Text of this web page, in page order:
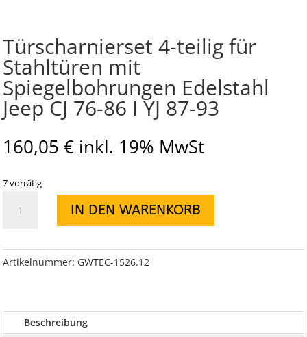
Türscharnierset 4-teilig für
Stahltüren mit
Spiegelbohrungen Edelstahl
Jeep CJ 76-86 I YJ 87-93
160,05 € inkl. 19% MwSt
7 vorrätig
Türscharnierset
Stahltüren
Edelstahl
IN DEN WARENKORB
Artikelnummer: GWTEC-1526.12
Beschreibung